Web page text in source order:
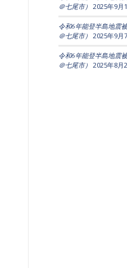
＠七尾市） 2025年9月
令和6年能登半島地震
＠七尾市） 2025年9月
令和6年能登半島地震
＠七尾市） 2025年8月